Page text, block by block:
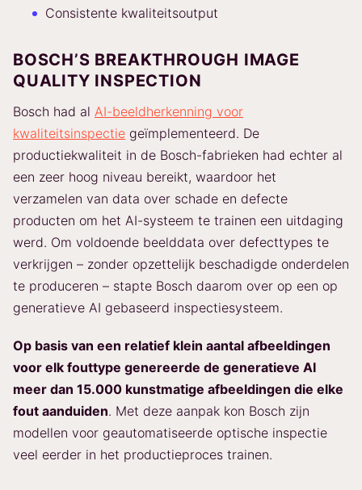
Consistente kwaliteitsoutput
BOSCH’S BREAKTHROUGH IMAGE
QUALITY INSPECTION
Bosch had al AI-beeldherkenning voor
kwaliteitsinspectie geïmplementeerd. De
productiekwaliteit in de Bosch-fabrieken had echter al
een zeer hoog niveau bereikt, waardoor het
verzamelen van data over schade en defecte
producten om het AI-systeem te trainen een uitdaging
werd. Om voldoende beelddata over defecttypes te
verkrijgen – zonder opzettelijk beschadigde onderdelen
te produceren – stapte Bosch daarom over op een op
generatieve AI gebaseerd inspectiesysteem.
Op basis van een relatief klein aantal afbeeldingen
voor elk fouttype genereerde de generatieve AI
meer dan 15.000 kunstmatige afbeeldingen die elke
fout aanduiden. Met deze aanpak kon Bosch zijn
modellen voor geautomatiseerde optische inspectie
veel eerder in het productieproces trainen.